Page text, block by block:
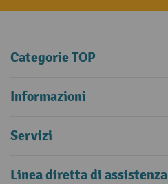
Categorie TOP
Informazioni
Servizi
Linea diretta di assistenza